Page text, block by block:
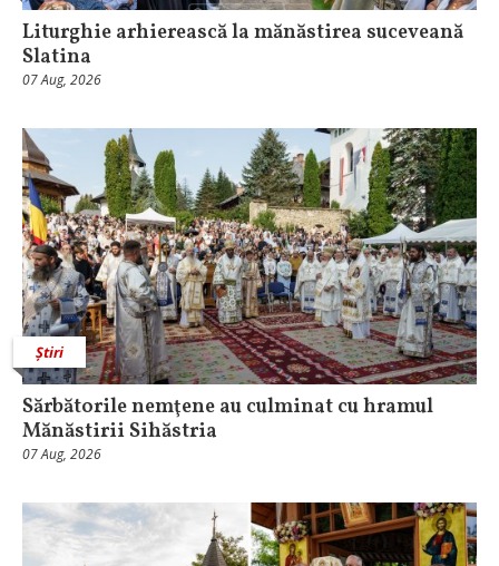
Liturghie arhierească la mănăstirea suceveană
Slatina
07 Aug, 2026
Știri
Sărbătorile nemţene au culminat cu hramul
Mănăstirii Sihăstria
07 Aug, 2026